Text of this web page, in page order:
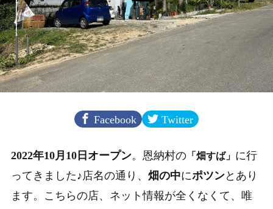
Facebook Twitter
2022年10月10日オープン。恩納村の「畑すば」 に行
ってきました♪店名の通り、 畑の中にポツンとあり
ます。こちらの店、ネット情報が全くなくて、唯